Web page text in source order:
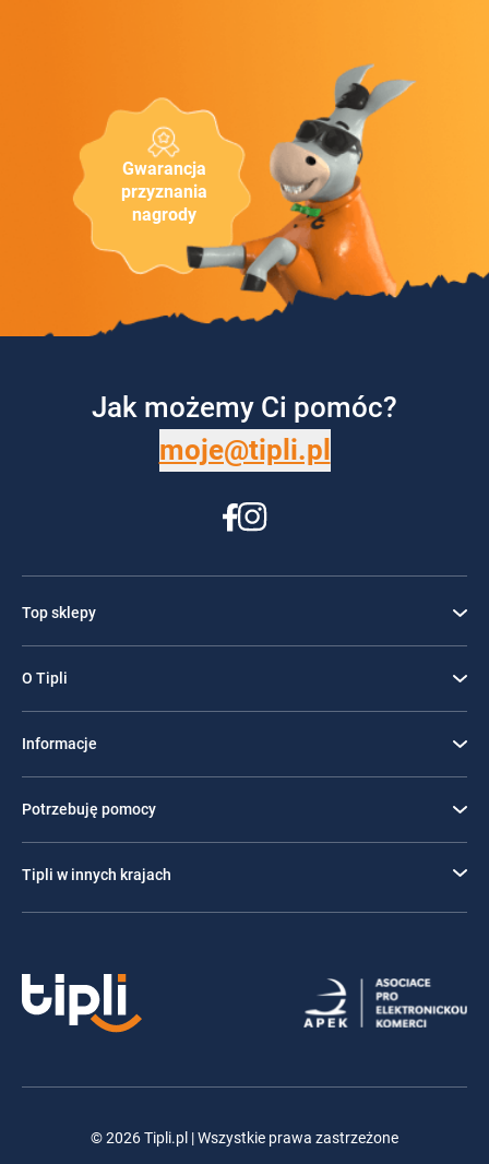
Gwarancja
przyznania
nagrody
Jak możemy Ci pomóc?
moje@tipli.pl
Top sklepy
O Tipli
Informacje
Potrzebuję pomocy
Tipli w innych krajach
© 2026 Tipli.pl | Wszystkie prawa zastrzeżone